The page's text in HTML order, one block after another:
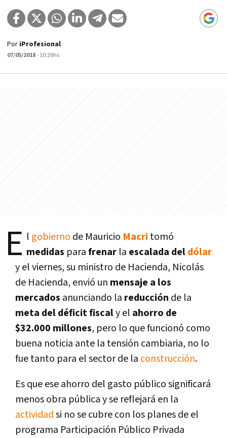
Por iProfesional
07/05/2018- 10:26hs
E l gobierno de Mauricio Macri tomó
medidas parafrenar la escalada deldólar
y el viernes, su ministro de Hacienda, Nicolás
de Hacienda, envió un mensaje a los
mercados anunciando la reducción de la
meta del déficit fiscaly el ahorro de
$32.000 millones, pero lo que funcionó como
buena noticia ante la tensión cambiaria, no lo
fue tanto para el sector de la construcción.
Es que ese ahorro del gasto público significará
menos obra pública y se reflejará en la
actividadsi no se cubre con los planes de el
programa Participación Público Privada